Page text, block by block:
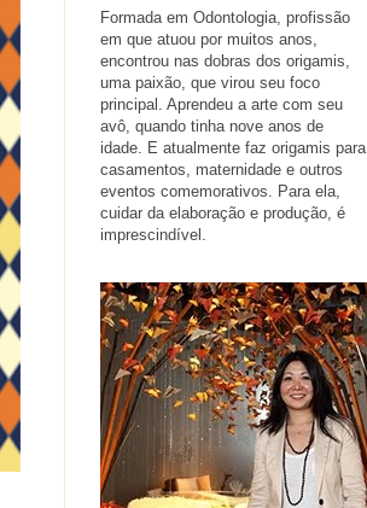
Formada em Odontologia, profissão
em que atuou por muitos anos,
encontrou nas dobras dos origamis,
uma paixão, que virou seu foco
principal. Aprendeu a arte com seu
avô, quando tinha nove anos de
idade. E atualmente faz origamis para
casamentos, maternidade e outros
eventos comemorativos. Para ela,
cuidar da elaboração e produção, é
imprescindível.